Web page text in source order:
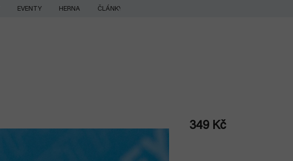
EVENTY HERNA ČLÁNKY
349 Kč